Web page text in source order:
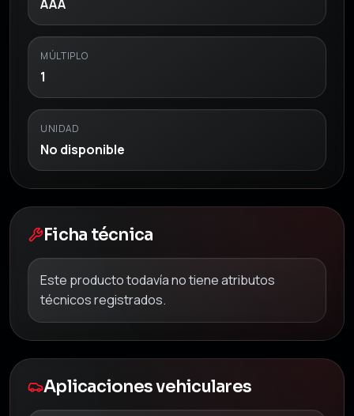
AAA
MÚLTIPLO
1
UNIDAD
No disponible
Ficha técnica
Este producto todavía no tiene atributos
técnicos registrados.
Aplicaciones vehiculares